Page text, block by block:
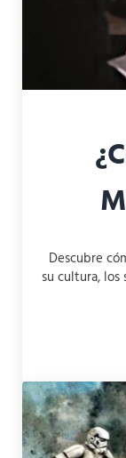
Descubre
su cultura, los